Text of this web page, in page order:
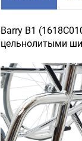
Barry B1
цельнолитыми